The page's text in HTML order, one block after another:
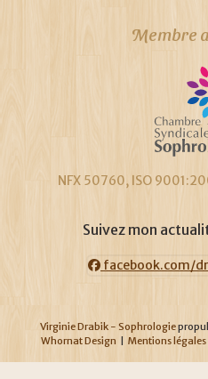
Membre
NFX 50760, ISO
Suivez mon
facebook.com/
Virginie Drabik - Sophrologie
Whornat Design
Mentions légales